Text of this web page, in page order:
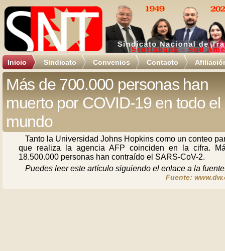
Inicio Sindicato Convenios Contacto
Más de 700.000 personas han
muerto por COVID-19 en todo el
mundo
Tanto la Universidad Johns Hopkins como un conteo
que realiza la agencia AFP coinciden en la cifra.
18.500.000 personas han contraído el SARS-CoV-2.
Puedes leer este artículo siguiendo el enlace a la
Fuente: